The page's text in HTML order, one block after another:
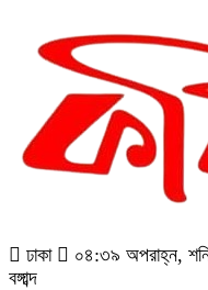
ঢাকা
০৪:৩৯ অপরাহ্ন,
বঙ্গাব্দ